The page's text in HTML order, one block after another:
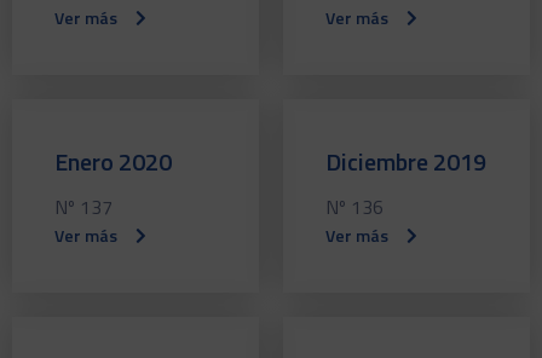
Ver más Ver más
Enero 2020
Nº 137
Ver más
Diciembre 2019
Nº 136
Ver más